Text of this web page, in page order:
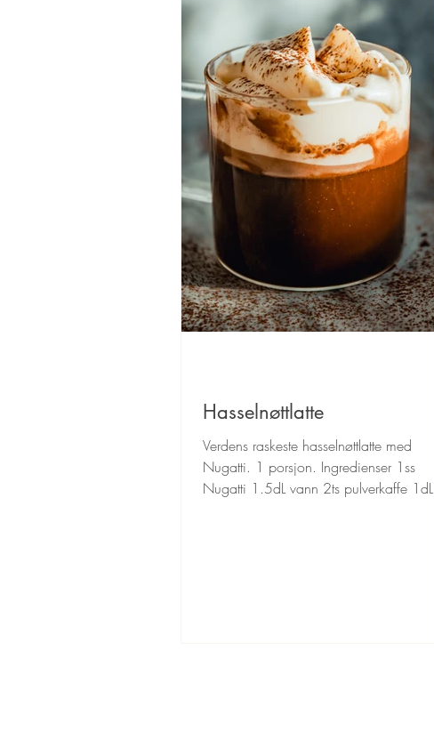
Hasselnøttlatte
Verdens raskeste hasselnøttlatte med
Nugatti. 1 porsjon. Ingredienser 1ss
Nugatti 1.5dL vann 2ts pulverkaffe 1dL